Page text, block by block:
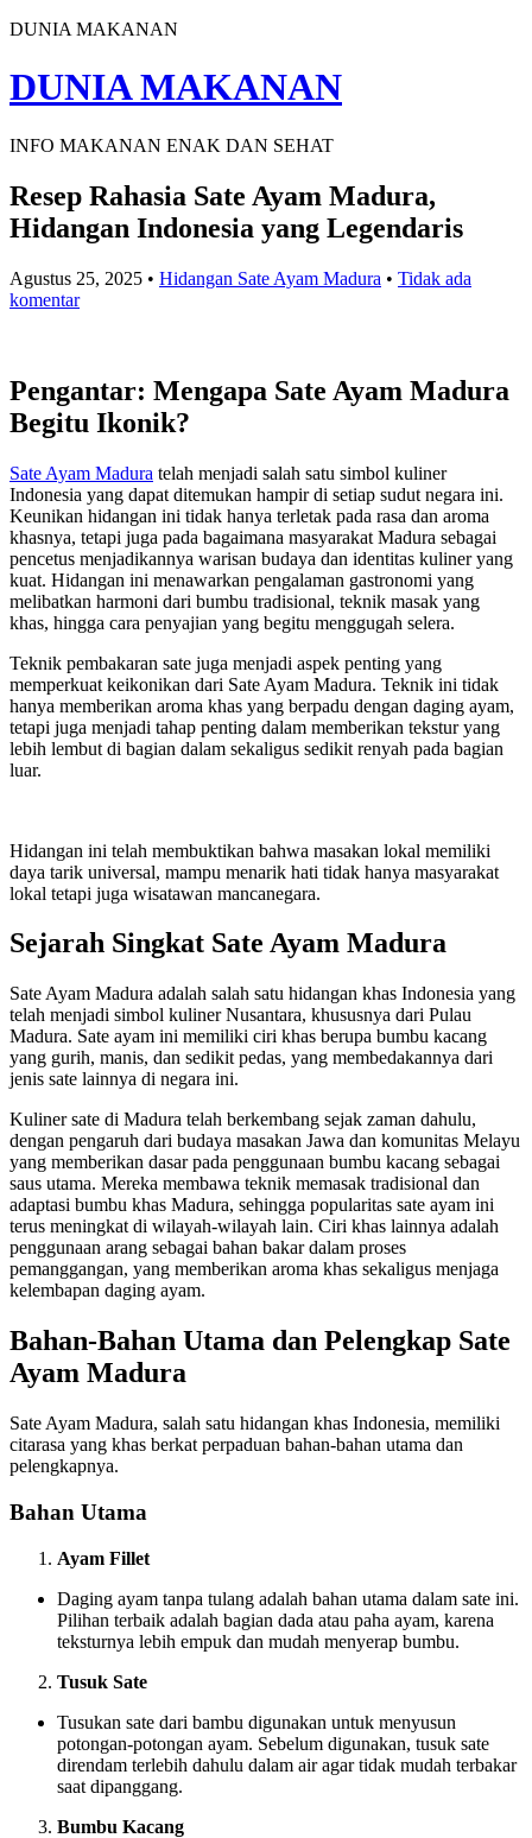
DUNIA MAKANAN
DUNIA MAKANAN
INFO MAKANAN ENAK DAN SEHAT
Resep Rahasia Sate Ayam Madura,
Hidangan Indonesia yang Legendaris
Agustus 25, 2025 • Hidangan Sate Ayam Madura • Tidak ada
komentar
Pengantar: Mengapa Sate Ayam Madura
Begitu Ikonik?
Sate Ayam Madura telah menjadi salah satu simbol kuliner
Indonesia yang dapat ditemukan hampir di setiap sudut negara ini.
Keunikan hidangan ini tidak hanya terletak pada rasa dan aroma
khasnya, tetapi juga pada bagaimana masyarakat Madura sebagai
pencetus menjadikannya warisan budaya dan identitas kuliner yang
kuat. Hidangan ini menawarkan pengalaman gastronomi yang
melibatkan harmoni dari bumbu tradisional, teknik masak yang
khas, hingga cara penyajian yang begitu menggugah selera.
Teknik pembakaran sate juga menjadi aspek penting yang
memperkuat keikonikan dari Sate Ayam Madura. Teknik ini tidak
hanya memberikan aroma khas yang berpadu dengan daging ayam,
tetapi juga menjadi tahap penting dalam memberikan tekstur yang
lebih lembut di bagian dalam sekaligus sedikit renyah pada bagian
luar.
Hidangan ini telah membuktikan bahwa masakan lokal memiliki
daya tarik universal, mampu menarik hati tidak hanya masyarakat
lokal tetapi juga wisatawan mancanegara.
Sejarah Singkat Sate Ayam Madura
Sate Ayam Madura adalah salah satu hidangan khas Indonesia yang
telah menjadi simbol kuliner Nusantara, khususnya dari Pulau
Madura. Sate ayam ini memiliki ciri khas berupa bumbu kacang
yang gurih, manis, dan sedikit pedas, yang membedakannya dari
jenis sate lainnya di negara ini.
Kuliner sate di Madura telah berkembang sejak zaman dahulu,
dengan pengaruh dari budaya masakan Jawa dan komunitas Melayu
yang memberikan dasar pada penggunaan bumbu kacang sebagai
saus utama. Mereka membawa teknik memasak tradisional dan
adaptasi bumbu khas Madura, sehingga popularitas sate ayam ini
terus meningkat di wilayah-wilayah lain. Ciri khas lainnya adalah
penggunaan arang sebagai bahan bakar dalam proses
pemanggangan, yang memberikan aroma khas sekaligus menjaga
kelembapan daging ayam.
Bahan-Bahan Utama dan Pelengkap Sate
Ayam Madura
Sate Ayam Madura, salah satu hidangan khas Indonesia, memiliki
citarasa yang khas berkat perpaduan bahan-bahan utama dan
pelengkapnya.
Bahan Utama
Ayam Fillet
Daging ayam tanpa tulang adalah bahan utama dalam sate ini.
Pilihan terbaik adalah bagian dada atau paha ayam, karena
teksturnya lebih empuk dan mudah menyerap bumbu.
Tusuk Sate
Tusukan sate dari bambu digunakan untuk menyusun
potongan-potongan ayam. Sebelum digunakan, tusuk sate
direndam terlebih dahulu dalam air agar tidak mudah terbakar
saat dipanggang.
Bumbu Kacang